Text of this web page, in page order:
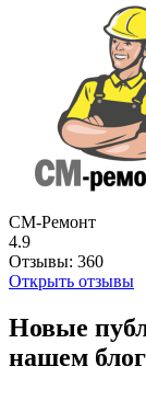
СМ-Ремонт
4.9
Отзывы: 360
Открыть отзывы
Новые
нашем